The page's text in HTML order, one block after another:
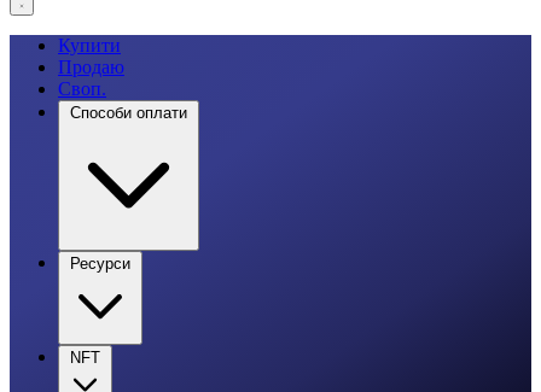
Купити
Продаю
Своп.
Способи оплати
Ресурси
NFT